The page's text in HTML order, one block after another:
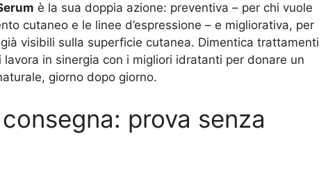
è la sua doppia azione: preventiva – per chi vuole
cutaneo e le linee d’espressione – e migliorativa, per
visibili sulla superficie cutanea. Dimentica trattamenti
in sinergia con i migliori idratanti per donare un
giorno dopo giorno.
prova senza